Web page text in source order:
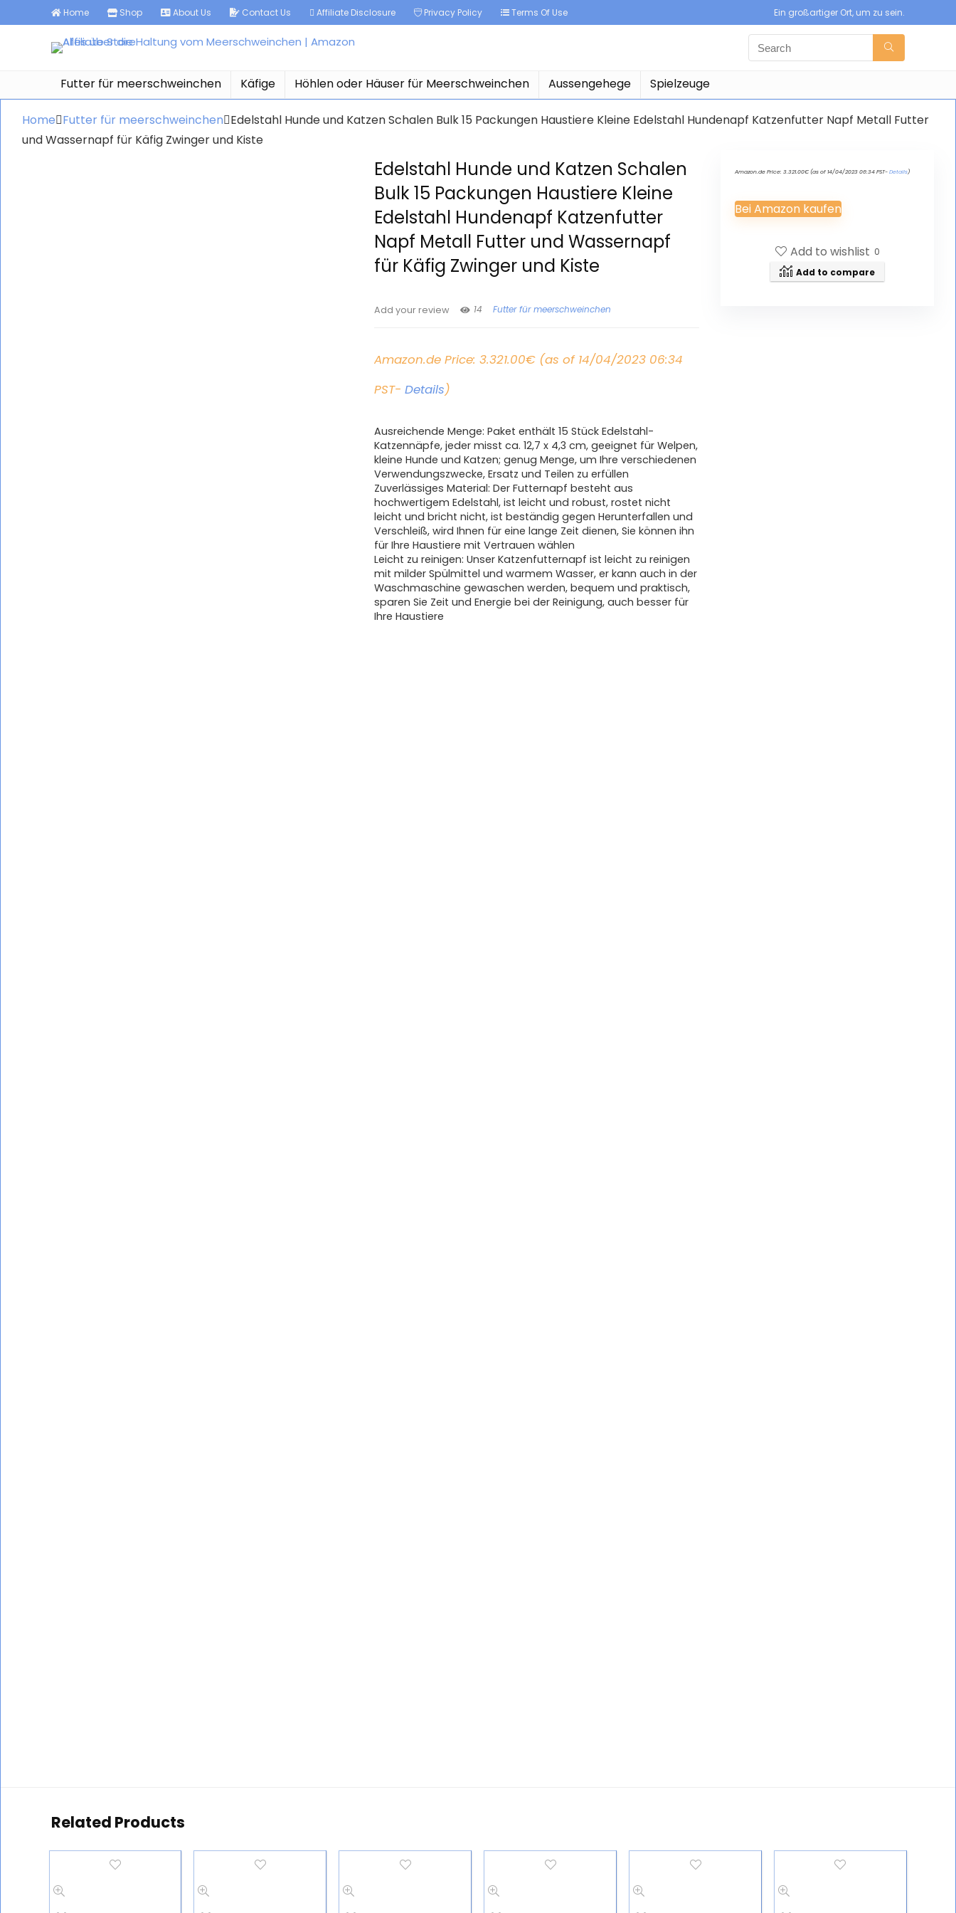
Home Shop About Us Contact Us Affiliate Disclosure Privacy Policy Terms Of Use Ein großartiger Ort, um zu sein.
Futter für meerschweinchen Käfige Höhlen oder Häuser für Meerschweinchen Aussengehege Spielzeuge
Home Futter für meerschweinchen Edelstahl Hunde und Katzen Schalen Bulk 15 Packungen Haustiere Kleine Edelstahl Hundenapf Katzenfutter Napf Metall Futter
und Wassernapf für Käfig Zwinger und Kiste
Edelstahl Hunde und Katzen Schalen
Bulk 15 Packungen Haustiere Kleine
Edelstahl Hundenapf Katzenfutter
Napf Metall Futter und Wassernapf
für Käfig Zwinger und Kiste
Add your review 14 Futter für meerschweinchen
Amazon.de Price:3.321.00€ (as of 14/04/2023 06:34
PST-Details)
Ausreichende Menge: Paket enthält 15 Stück Edelstahl-
Katzennäpfe, jeder misst ca. 12,7 x 4,3 cm, geeignet für Welpen,
kleine Hunde und Katzen; genug Menge, um Ihre verschiedenen
Verwendungszwecke, Ersatz und Teilen zu erfüllen
Zuverlässiges Material: Der Futternapf besteht aus
hochwertigem Edelstahl, ist leicht und robust, rostet nicht
leicht und bricht nicht, ist beständig gegen Herunterfallen und
Verschleiß, wird Ihnen für eine lange Zeit dienen, Sie können ihn
für Ihre Haustiere mit Vertrauen wählen
Leicht zu reinigen: Unser Katzenfutternapf ist leicht zu reinigen
mit milder Spülmittel und warmem Wasser, er kann auch in der
Waschmaschine gewaschen werden, bequem und praktisch,
sparen Sie Zeit und Energie bei der Reinigung, auch besser für
Ihre Haustiere
Amazon.de Price: 3.321.00€ (as of 14/04/2023 06:34 PST-Details)
Bei Amazon kaufen
Add to wishlist 0
Add to compare
Related Products